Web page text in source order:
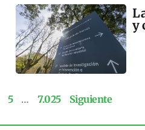
y
5 … 7.025 Siguiente